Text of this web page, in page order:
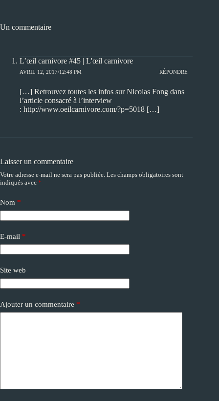
Un commentaire
L’œil carnivore #45 | L'œil carnivore
AVRIL 12, 2017/12:48 PM RÉPONDRE
[…] Retrouvez toutes les infos sur Nicolas Fong dans
l’article consacré à l’interview
: http://www.oeilcarnivore.com/?p=5018 […]
Laisser un commentaire
Votre adresse e-mail ne sera pas publiée. Les champs obligatoires sont
indiqués avec *
Nom *
E-mail *
Site web
Ajouter un commentaire *
A
l
e
r
n
t
i
v
: